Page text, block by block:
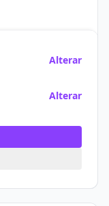
Alterar
Alterar